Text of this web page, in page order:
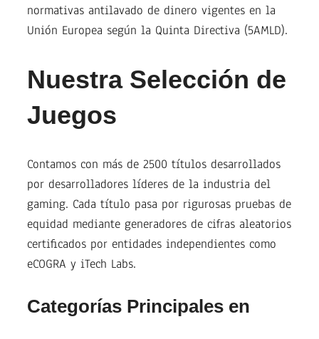
normativas antilavado de dinero vigentes en la
Unión Europea según la Quinta Directiva (5AMLD).
Nuestra Selección de
Juegos
Contamos con más de 2500 títulos desarrollados
por desarrolladores líderes de la industria del
gaming. Cada título pasa por rigurosas pruebas de
equidad mediante generadores de cifras aleatorios
certificados por entidades independientes como
eCOGRA y iTech Labs.
Categorías Principales en